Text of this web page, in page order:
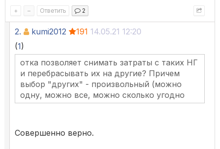
+ – Ответить 2
2. kumi2012 191 14.05.21 12:20
(1)
отка позволяет снимать затраты с таких НГ
и перебрасывать их на другие? Причем
выбор "других" - произвольный (можно
одну, можно все, можно сколько угодно
Совершенно верно.